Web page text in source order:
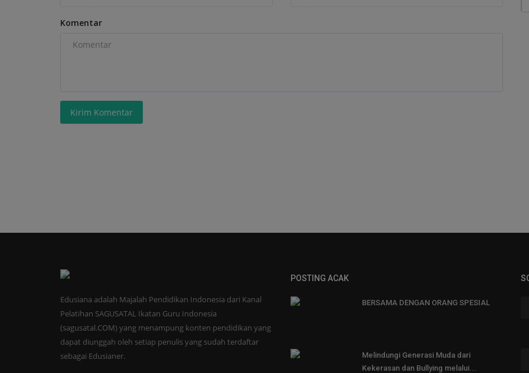
Komentar
Kirim Komentar
Edusiana adalah Majalah Pendidikan Indonesia dari Kanal
Pelatihan SAGUSATAL Ikatan Guru Indonesia
(sagusatal.COM) yang menampung konten pendidikan yang
dapat diunggah oleh setiap penulis yang sudah terdaftar
sebagai Edusianer.
POSTING ACAK
BERSAMA DENGAN ORANG SPESIAL
Melindungi Generasi Muda dari
Kekerasan dan Bullying melalui...